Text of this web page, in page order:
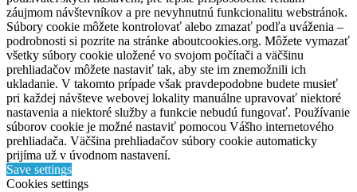
záujmom návštevníkov a pre nevyhnutnú funkcionalitu webstránok.
Súbory cookie môžete kontrolovať alebo zmazať podľa uváženia –
podrobnosti si pozrite na stránke aboutcookies.org. Môžete vymazať
všetky súbory cookie uložené vo svojom počítači a väčšinu
prehliadačov môžete nastaviť tak, aby ste im znemožnili ich
ukladanie. V takomto prípade však pravdepodobne budete musieť
pri každej návšteve webovej lokality manuálne upravovať niektoré
nastavenia a niektoré služby a funkcie nebudú fungovať. Používanie
súborov cookie je možné nastaviť pomocou Vášho internetového
prehliadača. Väčšina prehliadačov súbory cookie automaticky
prijíma už v úvodnom nastavení.
Save settings
Cookies settings